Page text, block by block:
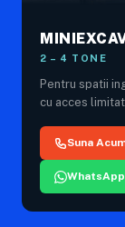
2 – 4 TONE
Pentru spatii
cu acces
Suna
WhatsApp